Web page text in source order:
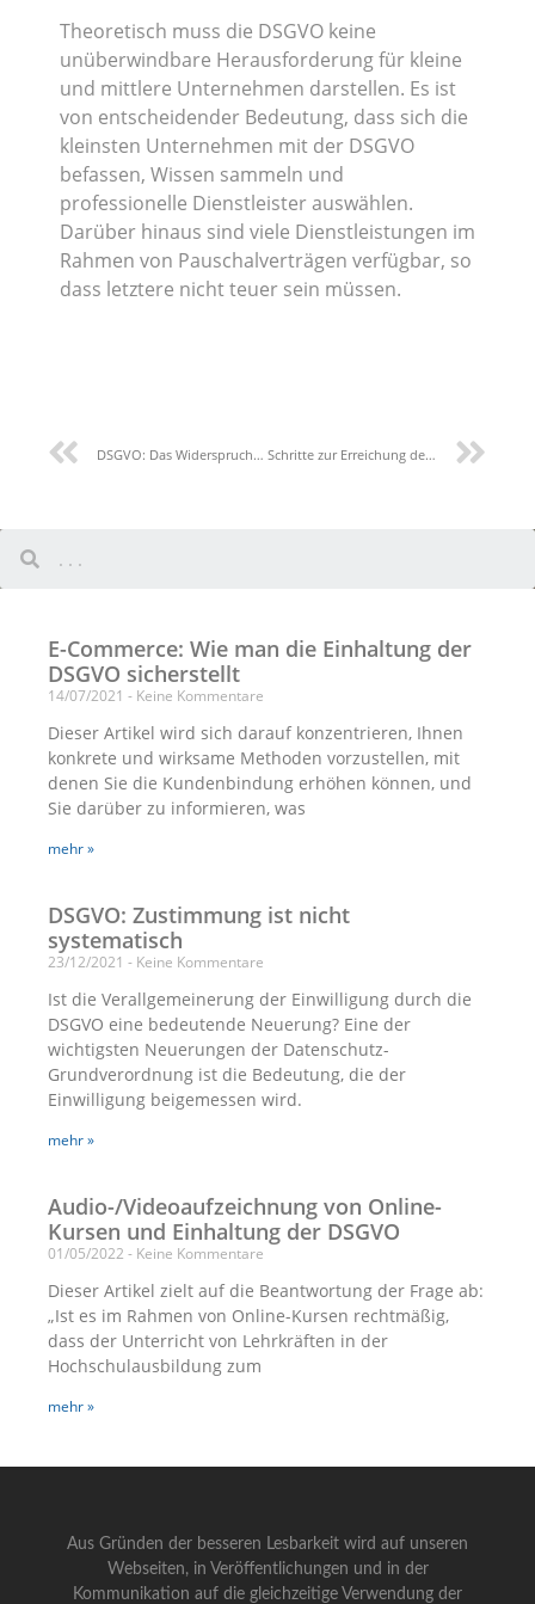
Theoretisch muss die DSGVO keine
unüberwindbare Herausforderung für kleine
und mittlere Unternehmen darstellen. Es ist
von entscheidender Bedeutung, dass sich die
kleinsten Unternehmen mit der DSGVO
befassen, Wissen sammeln und
professionelle Dienstleister auswählen.
Darüber hinaus sind viele Dienstleistungen im
Rahmen von Pauschalverträgen verfügbar, so
dass letztere nicht teuer sein müssen.
DSGVO: Das Widerspruchsrecht der betroffenen Person Schritte zur Erreichung der DSGVO-Konformität
E-Commerce: Wie man die Einhaltung der
DSGVO sicherstellt
14/07/2021 Keine Kommentare
Dieser Artikel wird sich darauf konzentrieren, Ihnen
konkrete und wirksame Methoden vorzustellen, mit
denen Sie die Kundenbindung erhöhen können, und
Sie darüber zu informieren, was
mehr »
DSGVO: Zustimmung ist nicht
systematisch
23/12/2021 Keine Kommentare
Ist die Verallgemeinerung der Einwilligung durch die
DSGVO eine bedeutende Neuerung? Eine der
wichtigsten Neuerungen der Datenschutz-
Grundverordnung ist die Bedeutung, die der
Einwilligung beigemessen wird.
mehr »
Audio-/Videoaufzeichnung von Online-
Kursen und Einhaltung der DSGVO
01/05/2022 Keine Kommentare
Dieser Artikel zielt auf die Beantwortung der Frage ab:
„Ist es im Rahmen von Online-Kursen rechtmäßig,
dass der Unterricht von Lehrkräften in der
Hochschulausbildung zum
mehr »
Aus Gründen der besseren Lesbarkeit wird auf unseren
Webseiten, in Veröffentlichungen und in der
Kommunikation auf die gleichzeitige Verwendung der